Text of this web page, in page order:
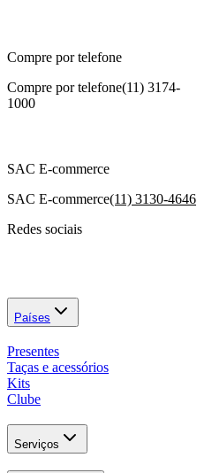
Compre por telefone
Compre por telefone(11) 3174-
1000
SAC E-commerce
SAC E-commerce(11) 3130-4646
Redes sociais
Países
Presentes
Taças e acessórios
Kits
Clube
Serviços